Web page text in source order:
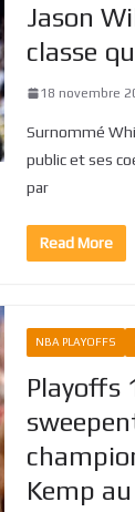
Jason
classe
18 novembre
Surnommé
public et ses
par
Read More
NBA PLAYOFFS
Playoffs
Kemp